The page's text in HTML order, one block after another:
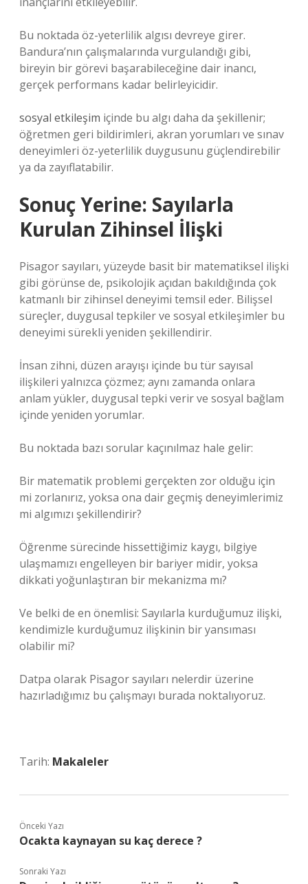
Bu noktada öz-yeterlilik algısı devreye girer.
Bandura’nın çalışmalarında vurgulandığı gibi,
bireyin bir görevi başarabileceğine dair inancı,
gerçek performans kadar belirleyicidir.
sosyal etkileşim içinde bu algı daha da şekillenir;
öğretmen geri bildirimleri, akran yorumları ve sınav
deneyimleri öz-yeterlilik duygusunu güçlendirebilir
ya da zayıflatabilir.
Sonuç Yerine: Sayılarla
Kurulan Zihinsel İlişki
Pisagor sayıları, yüzeyde basit bir matematiksel ilişki
gibi görünse de, psikolojik açıdan bakıldığında çok
katmanlı bir zihinsel deneyimi temsil eder. Bilişsel
süreçler, duygusal tepkiler ve sosyal etkileşimler bu
deneyimi sürekli yeniden şekillendirir.
İnsan zihni, düzen arayışı içinde bu tür sayısal
ilişkileri yalnızca çözmez; aynı zamanda onlara
anlam yükler, duygusal tepki verir ve sosyal bağlam
içinde yeniden yorumlar.
Bu noktada bazı sorular kaçınılmaz hale gelir:
Bir matematik problemi gerçekten zor olduğu için
mi zorlanırız, yoksa ona dair geçmiş deneyimlerimiz
mi algımızı şekillendirir?
Öğrenme sürecinde hissettiğimiz kaygı, bilgiye
ulaşmamızı engelleyen bir bariyer midir, yoksa
dikkati yoğunlaştıran bir mekanizma mı?
Ve belki de en önemlisi: Sayılarla kurduğumuz ilişki,
kendimizle kurduğumuz ilişkinin bir yansıması
olabilir mi?
Datpa olarak Pisagor sayıları nelerdir üzerine
hazırladığımız bu çalışmayı burada noktalıyoruz.
Tarih: Makaleler
Önceki Yazı
Ocakta kaynayan su kaç derece ?
Sonraki Yazı